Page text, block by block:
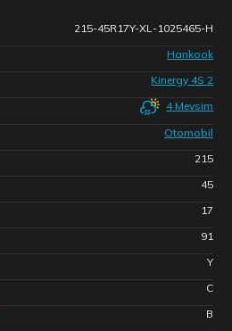
215-45R17Y-XL-1025465-H
Hankook
Kinergy 4S 2
4 Mevsim
Otomobil
215
45
17
91
Y
C
B